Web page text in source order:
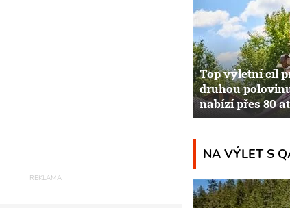
Top výletní cíl
druhou
nabízí přes 80
NA VÝLET S